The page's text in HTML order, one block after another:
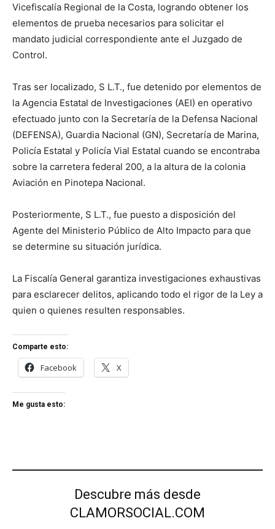
Vicefiscalía Regional de la Costa, logrando obtener los
elementos de prueba necesarios para solicitar el
mandato judicial correspondiente ante el Juzgado de
Control.
Tras ser localizado, S L.T., fue detenido por elementos de
la Agencia Estatal de Investigaciones (AEI) en operativo
efectuado junto con la Secretaría de la Defensa Nacional
(DEFENSA), Guardia Nacional (GN), Secretaría de Marina,
Policía Estatal y Policía Vial Estatal cuando se encontraba
sobre la carretera federal 200, a la altura de la colonia
Aviación en Pinotepa Nacional.
Posteriormente, S L.T., fue puesto a disposición del
Agente del Ministerio Público de Alto Impacto para que
se determine su situación jurídica.
La Fiscalía General garantiza investigaciones exhaustivas
para esclarecer delitos, aplicando todo el rigor de la Ley a
quien o quienes resulten responsables.
Comparte esto:
Facebook X
Me gusta esto:
Descubre más desde
CLAMORSOCIAL.COM